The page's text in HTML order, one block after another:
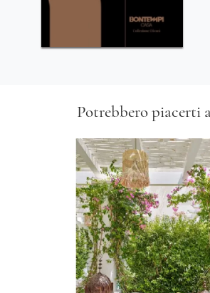
Potrebbero piacerti